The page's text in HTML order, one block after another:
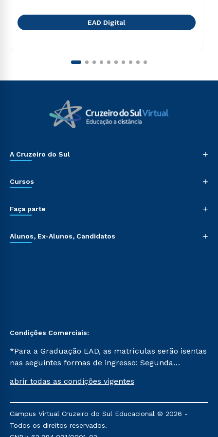
EAD Digital
A Cruzeiro do Sul +
Cursos +
Faça parte +
Alunos, Ex-Alunos, Candidatos +
Condições Comerciais:
*Para a Graduação EAD, as matrículas serão isentas
nas seguintes formas de ingresso: Segunda
Já para as demais, a taxa de matrícula será de R$
mencionadas são referentes aos cursos: Ensino
Religioso, Geografia para a Docência e Metodologia
do Ensino de História: Questões Atuais.
abrir todas as condições vigentes
Campus Virtual Cruzeiro do Sul Educacional © 2026 -
Todos os direitos reservados.